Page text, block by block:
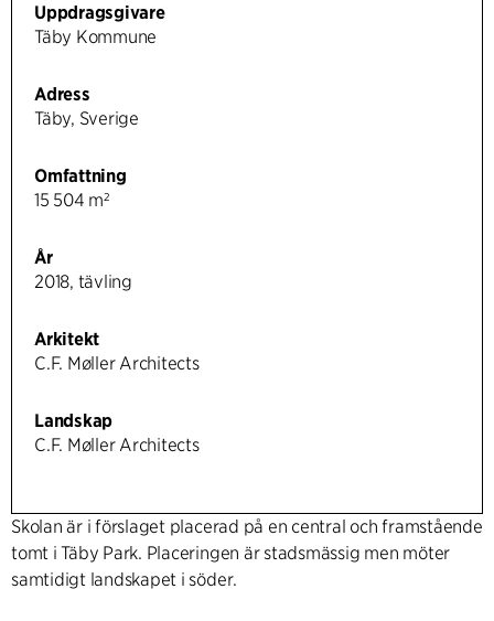
Uppdragsgivare
Täby Kommune
Adress
Täby, Sverige
Omfattning
15 504 m²
År
2018, tävling
Arkitekt
C.F. Møller Architects
Landskap
C.F. Møller Architects
Skolan är i förslaget placerad på en central och framstående
tomt i Täby Park. Placeringen är stadsmässig men möter
samtidigt landskapet i söder.